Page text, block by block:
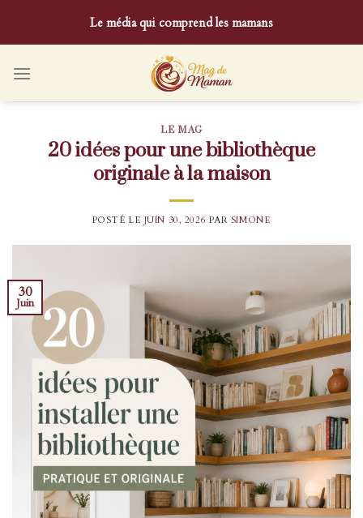
content
Le média qui comprend les mamans
LE MAG
20 idées pour une bibliothèque
originale à la maison
POSTÉ LE JUIN 30, 2026 PAR SIMONE
30
Juin